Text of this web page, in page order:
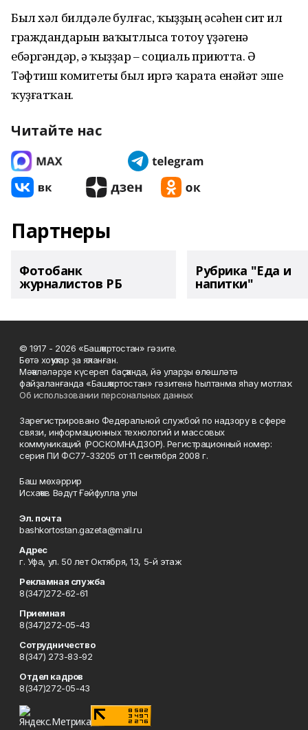
Был хәл билдәле булғас, ҡыҙҙың әсәһен сит ил
граждандарын ваҡытлыса тотоу үҙәгенә
ебәргәндәр, ә ҡыҙҙар – социаль приютта. Ә
Тәфтиш комитеты был иргә ҡарата енәйәт эше
ҡуҙғатҡан.
Читайте нас
Партнеры
Фотобанк
журналистов РБ
Рубрика "Еда и
напитки"
© 1917 - 2026 «Башҡортостан» гәзите.
Бөтә хоҡуҡтар ҙа яҡланған.
Мәҡәләләрҙе күсереп баҫҡанда, йә уларҙы өлөшләтә
файҙаланғанда «Башҡортостан» гәзитенә һылтанма яһау мотлаҡ.
Об использовании персональных данных
Зарегистрировано Федеральной службой по надзору в сфере
связи, информационных технологий и массовых
коммуникаций (РОСКОМНАДЗОР). Регистрационный номер:
серия ПИ ФС77-33205 от 11 сентября 2008 г.
Баш мөхәррир
Исхаҡов Вәдүт Ғәйфулла улы
Эл. почта
bashkortostan.gazeta@mail.ru
Адрес
г. Уфа, ул. 50 лет Октября, 13, 5-й этаж
Рекламная служба
8(347)272-62-61
Приемная
8(347)272-05-43
Сотрудничество
8(347) 273-83-92
Отдел кадров
8(347)272-05-43